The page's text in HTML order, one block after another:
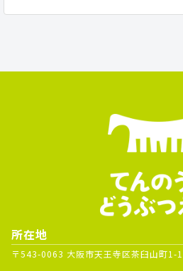
所在地
〒543-0063 大阪市天王寺区茶臼山町1-